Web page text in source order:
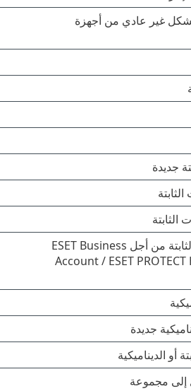
غير عادي من أجهزة
جديدة
الثابتة
شجرة المجموعة الثابتة من أجل ESET Business
Account / ESET PROTECT
جديدة
أو الديناميكية
إلى مجموعة